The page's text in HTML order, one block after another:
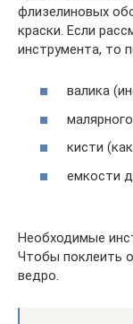
флизелиновых
краски. Если
инструмента, то
валика
кисти
емкости
Необходимые
Чтобы поклеить
ведро.